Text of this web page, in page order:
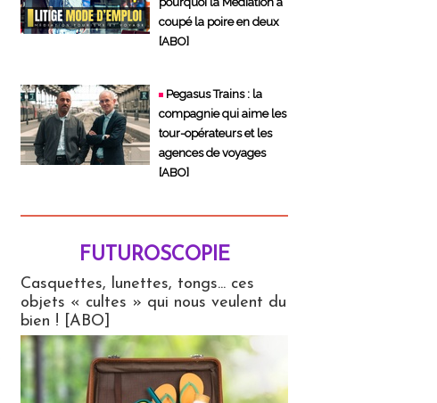
coupé la poire en deux
[ABO]
Pegasus Trains : la
compagnie qui aime les
tour-opérateurs et les
agences de voyages
[ABO]
FUTUROSCOPIE
Casquettes, lunettes, tongs... ces
objets « cultes » qui nous veulent du
bien ! [ABO]